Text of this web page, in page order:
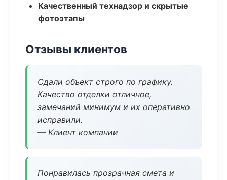
Качественный технадзор и скрытые
фотоэтапы
Отзывы клиентов
Сдали объект строго по графику.
Качество отделки отличное,
замечаний минимум и их оперативно
исправили.
— Клиент компании
Понравилась прозрачная смета и